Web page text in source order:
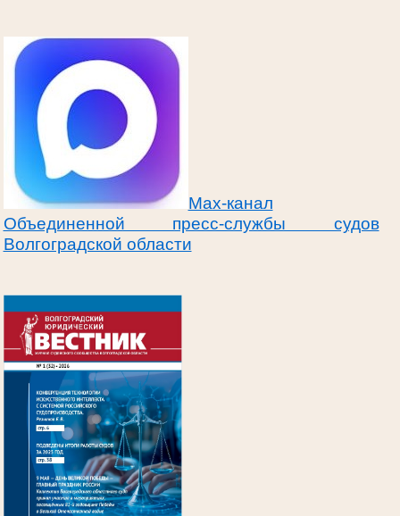
Max-канал
Объединенной пресс-службы судов
Волгоградской области